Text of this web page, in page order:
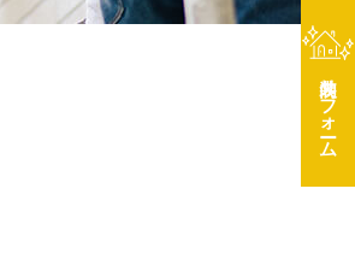
リフォーム